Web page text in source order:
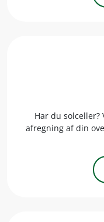
Har du
afregning af din